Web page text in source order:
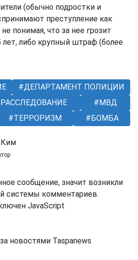
(обычно подростки и
преступление как
понимая, что за нее грозит
либо крупный штраф (более
ДЕПАРТАМЕНТ ПОЛИЦИИ
МВД
ТЕРРОРИЗМ БОМБА
Ким
сообщение, значит возникли
системы комментариев.
JavaScript
новостями Taspanews